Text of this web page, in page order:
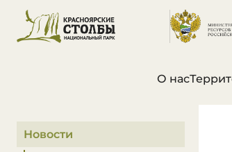
О нас
В этом разделе
Новости